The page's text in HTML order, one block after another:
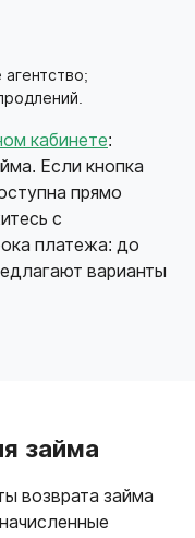
кабинете:
Если кнопка
прямо
с
платежа: до
варианты
займа
возврата займа